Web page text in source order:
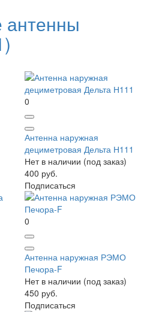
0
Антенна наружная
дециметровая Дельта Н111
Нет в наличии (под заказ)
400 руб.
Подписаться
0
Антенна наружная РЭМО
Печора-F
Нет в наличии (под заказ)
450 руб.
Подписаться